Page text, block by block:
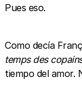
Pues eso.
Como decía
temps des
tiempo del amor.